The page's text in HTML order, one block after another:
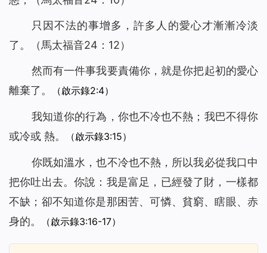
只因不法的事增多，許多人的愛心才漸漸冷淡
了。（馬太福音24：12）
然而有一件事我要責備你，就是你把起初的愛心
離棄了。
（啟示錄2:4）
我知道你的行為，你也不冷也不熱；我巴不得你
或冷或 熱。
（啟示錄3:15）
你既如溫水，也不冷也不熱，所以我必從我口中
把你吐出去。你說：我是富足，已經發了財，一樣都
不缺；卻不知道你是那困苦、可憐、貧窮、瞎眼、赤
身的。
（啟示錄3:16-17）